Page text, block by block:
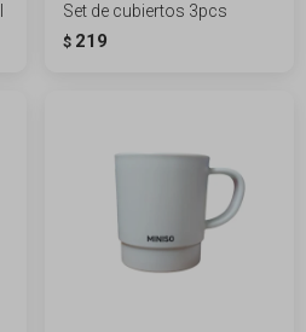
Set de cubiertos 3pcs
$ 219